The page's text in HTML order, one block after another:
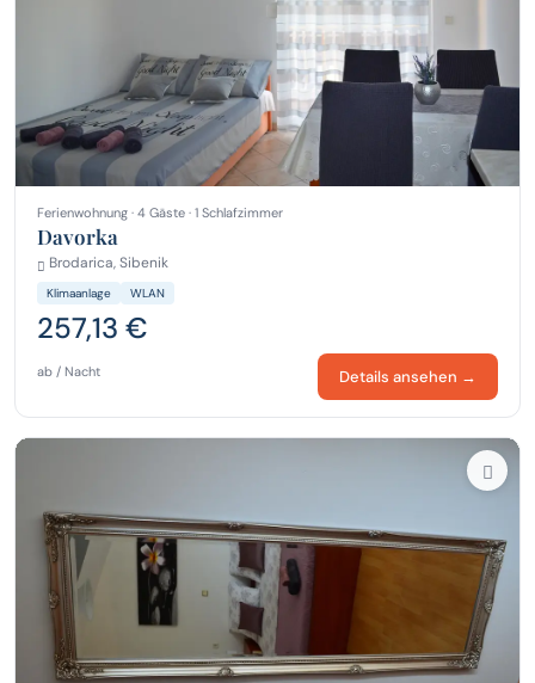
Ferienwohnung · 4 Gäste · 1 Schlafzimmer
Davorka
Brodarica, Sibenik
Klimaanlage WLAN
257,13 €
ab / Nacht Details ansehen →